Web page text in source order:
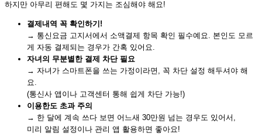
하지만 아무리 편해도 몇 가지는 조심해야 해요!
결제내역 꼭 확인하기!
→ 통신요금 고지서에서 소액결제 항목 확인 필수예요. 본인도 모르
게 자동 결제되는 경우가 간혹 있어요.
자녀의 무분별한 결제 차단 필요
→ 자녀가 스마트폰을 쓰는 가정이라면, 꼭 차단 설정 해두셔야 해
요.
(통신사 앱이나 고객센터 통해 쉽게 차단 가능!)
이용한도 초과 주의
→ 한 달에 계속 쓰다 보면 어느새 30만원 넘는 경우도 있어서,
미리 알림 설정이나 관리 앱 활용하면 좋아요!